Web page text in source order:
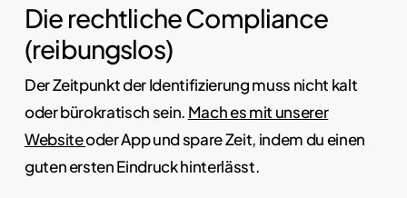
Die rechtliche Compliance
(reibungslos)
Der Zeitpunkt der Identifizierung muss nicht kalt
oder bürokratisch sein. Mach es mit unserer
Websiteoder App und spare Zeit, indem du einen
guten ersten Eindruck hinterlässt.